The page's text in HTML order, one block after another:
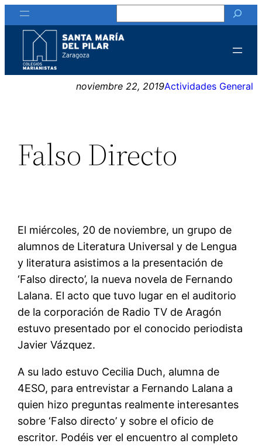
Saltar
al
contenido
noviembre 22, 2019Actividades General
Falso Directo
El miércoles, 20 de noviembre, un grupo de
alumnos de Literatura Universal y de Lengua
y literatura asistimos a la presentación de
‘Falso directo’, la nueva novela de Fernando
Lalana. El acto que tuvo lugar en el auditorio
de la corporación de Radio TV de Aragón
estuvo presentado por el conocido periodista
Javier Vázquez.
A su lado estuvo Cecilia Duch, alumna de
4ESO, para entrevistar a Fernando Lalana a
quien hizo preguntas realmente interesantes
sobre ‘Falso directo’ y sobre el oficio de
escritor. Podéis ver el encuentro al completo